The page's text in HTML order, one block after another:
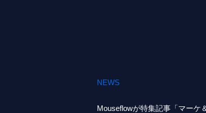
NEWS
Mouseflowが特集記事「マーケ